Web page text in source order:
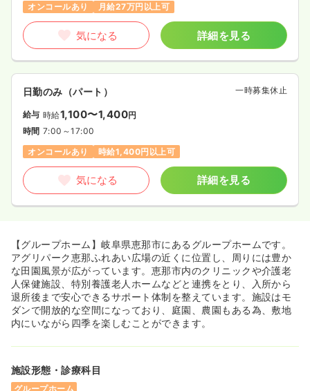
オンコールあり
月給27万円以上可
気になる 詳細を見る
日勤のみ（パート） 一時募集休止
給与 時給1,100〜1,400円
時間 7:00～17:00
オンコールあり
時給1,400円以上可
気になる 詳細を見る
【グループホーム】岐阜県恵那市にあるグループホームです。
アグリパーク恵那ふれあい広場の近くに位置し、周りには豊か
な田園風景が広がっています。恵那市内のクリニックや介護老
人保健施設、特別養護老人ホームなどと連携をとり、入所から
退所後まで安心できるサポート体制を整えています。施設はモ
ダンで開放的な空間になっており、庭園、農園もある為、敷地
内にいながら四季を楽しむことができます。
施設形態・診療科目
グループホーム